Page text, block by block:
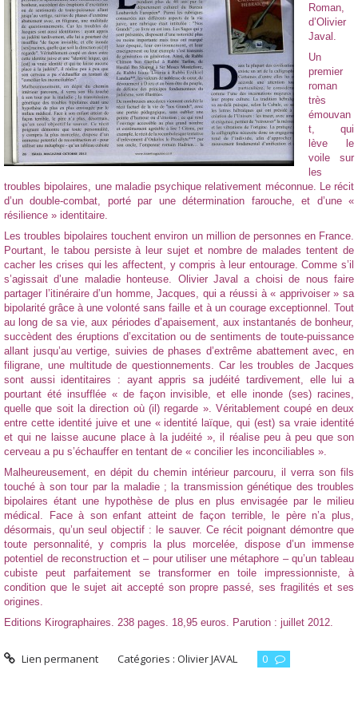
Roman,
d’Olivier
Javal.
Un
premier
roman
très
émouvan
t, qui
lève le
voile sur
les
troubles bipolaires, une maladie psychique relativement méconnue. Le récit
d’un double-combat, porté par une détermination farouche, et d’une «
résilience » identitaire.
Les troubles bipolaires touchent environ un million de personnes en France.
Pourtant, le tabou persiste à leur sujet et nombre de malades tentent de
cacher les crises qui les affectent, y compris à leur entourage. Comme s’il
s’agissait d’une maladie honteuse. Olivier Javal a choisi de nous faire
partager l’itinéraire d’un homme, Jacques, qui a réussi à « apprivoiser » sa
bipolarité grâce à une volonté sans faille et à un courage exceptionnel. Tout
au long de sa vie, aux périodes d’apaisement, aux instantanés de bonheur,
succèdent des éruptions d’excitation ou de sentiments de toute-puissance
allant jusqu’au vertige, suivies de phases d’extrême abattement avec, en
filigrane, une multitude de questionnements. Car les troubles de Jacques
sont aussi identitaires : ayant appris sa judéité tardivement, elle lui a
pourtant été insufflée « de façon invisible, et elle inonde (ses) racines,
quelle que soit la direction où (il) regarde ». Véritablement coupé en deux
entre cette identité juive et une « identité laïque, qui (est) sa vraie identité
et qui ne laisse aucune place à la judéité », il réalise peu à peu que son
cerveau a pu s’échauffer en tentant de « concilier les inconciliables ».
Malheureusement, en dépit du chemin intérieur parcouru, il verra son fils
touché à son tour par la maladie ; la transmission génétique des troubles
bipolaires étant une hypothèse de plus en plus envisagée par le milieu
médical. Face à son enfant atteint de façon terrible, le père n’a plus,
désormais, qu’un seul objectif : le sauver. Ce récit poignant démontre que
toute personnalité, y compris la plus morcelée, dispose d’un immense
potentiel de reconstruction et – pour utiliser une métaphore – qu’un tableau
cubiste peut parfaitement se transformer en toile impressionniste, à
condition que le sujet ait accepté son propre passé, ses fragilités et ses
origines.
Editions Kirographaires. 238 pages. 18,95 euros. Parution : juillet 2012.
Lien permanent Catégories :Olivier JAVAL 0